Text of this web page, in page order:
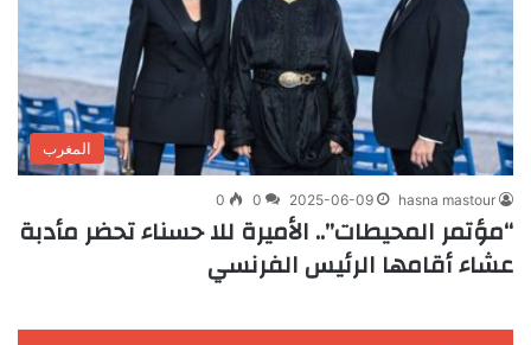
المغرب
hasna mastour
2025-06-09
0
0
“مؤتمر المحيطات”.. الأميرة للا حسناء تحضر مأدبة
عشاء أقامها الرئيس الفرنسي